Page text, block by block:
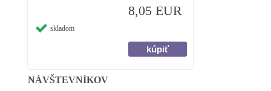
8,05 EUR
skladom
NÁVŠTEVNÍKOV